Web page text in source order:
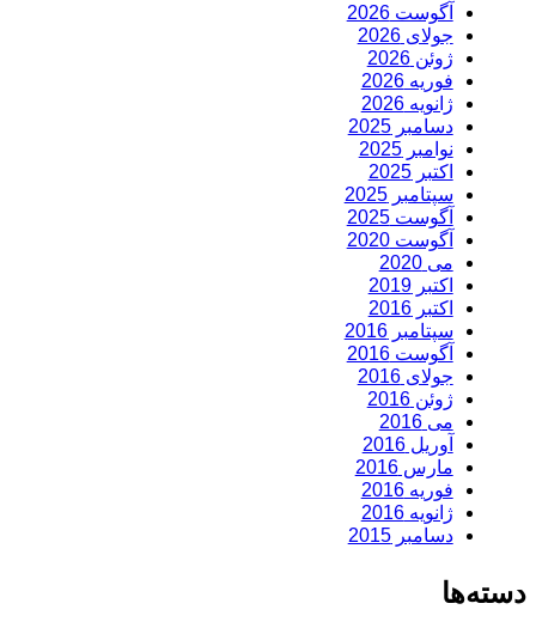
آگوست 2026
جولای 2026
ژوئن 2026
فوریه 2026
ژانویه 2026
دسامبر 2025
نوامبر 2025
اکتبر 2025
سپتامبر 2025
آگوست 2025
آگوست 2020
می 2020
اکتبر 2019
اکتبر 2016
سپتامبر 2016
آگوست 2016
جولای 2016
ژوئن 2016
می 2016
آوریل 2016
مارس 2016
فوریه 2016
ژانویه 2016
دسامبر 2015
دسته‌ها